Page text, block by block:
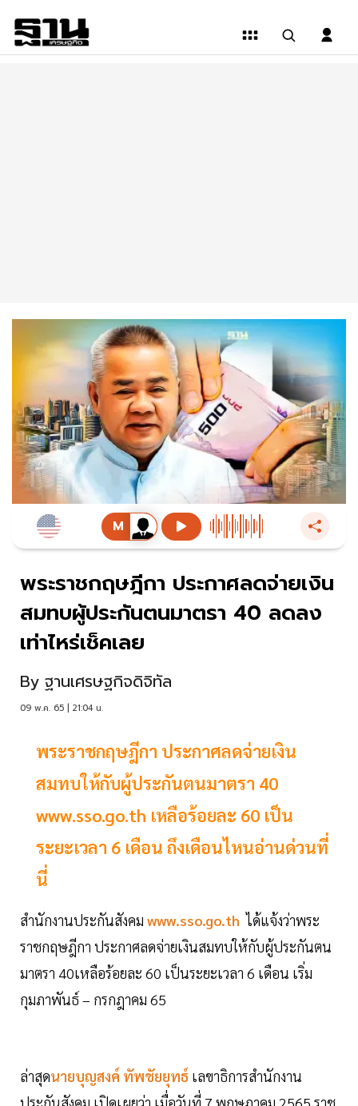
พระราชกฤษฎีกา ประกาศลดจ่ายเงิน
สมทบผู้ประกันตนมาตรา 40 ลดลง
เท่าไหร่เช็คเลย
By ฐานเศรษฐกิจดิจิทัล
09 พ.ค. 65 | 21:04 น.
พระราชกฤษฎีกา ประกาศลดจ่ายเงิน
สมทบให้กับผู้ประกันตนมาตรา 40
www.sso.go.th เหลือร้อยละ 60 เป็น
ระยะเวลา 6 เดือน ถึงเดือนไหนอ่านด่วนที่
นี่
สำนักงานประกันสังคม www.sso.go.th ได้แจ้งว่าพระ
ราชกฤษฎีกา ประกาศลดจ่ายเงินสมทบให้กับผู้ประกันตน
มาตรา 40เหลือร้อยละ 60 เป็นระยะเวลา 6 เดือน เริ่ม
กุมภาพันธ์ – กรกฎาคม 65
ล่าสุดนายบุญสงค์ ทัพชัยยุทธ์ เลขาธิการสำนักงาน